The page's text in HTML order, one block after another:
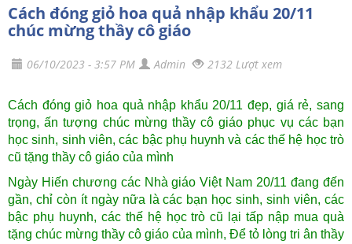
Cách đóng giỏ hoa quả nhập khẩu 20/11
chúc mừng thầy cô giáo
06/10/2023 - 3:57 PM Admin 2132 Lượt xem
Cách đóng giỏ hoa quả nhập khẩu 20/11 đẹp, giá rẻ, sang
trọng, ấn tượng chúc mừng thầy cô giáo phục vụ các bạn
học sinh, sinh viên, các bậc phụ huynh và các thế hệ học trò
cũ tặng thầy cô giáo của mình
Ngày Hiến chương các Nhà giáo Việt Nam 20/11 đang đến
gần, chỉ còn ít ngày nữa là các bạn học sinh, sinh viên, các
bậc phụ huynh, các thế hệ học trò cũ lại tấp nập mua quà
tặng chúc mừng thầy cô giáo của mình, Để tỏ lòng tri ân thầy